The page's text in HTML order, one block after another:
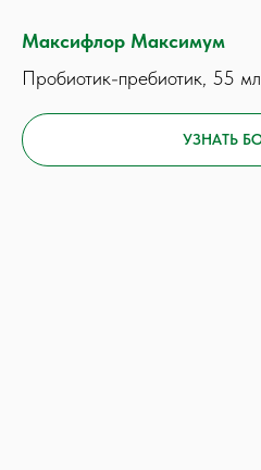
Максифлор Максимум
Пробиотик-пребиотик, 55
УЗНАТЬ